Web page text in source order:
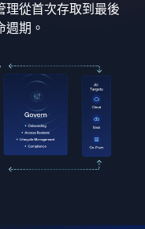
理從首次存取到最後
週期。